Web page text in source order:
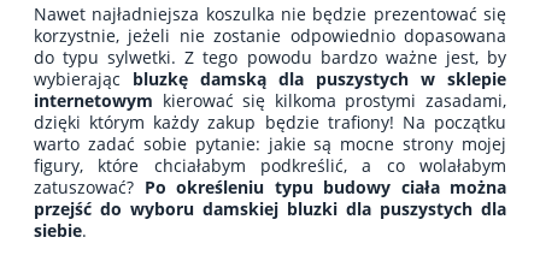
Nawet najładniejsza koszulka nie będzie prezentować się
korzystnie, jeżeli nie zostanie odpowiednio dopasowana
do typu sylwetki. Z tego powodu bardzo ważne jest, by
wybierając bluzkę damską dla puszystych w sklepie
internetowym kierować się kilkoma prostymi zasadami,
dzięki którym każdy zakup będzie trafiony! Na początku
warto zadać sobie pytanie: jakie są mocne strony mojej
figury, które chciałabym podkreślić, a co wolałabym
zatuszować? Po określeniu typu budowy ciała można
przejść do wyboru damskiej bluzki dla puszystych dla
siebie.